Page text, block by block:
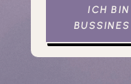
ICH BIN